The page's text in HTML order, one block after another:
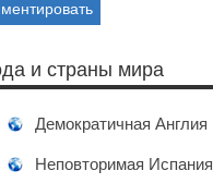
и страны мира
Демократичная Англия
Неповторимая Испания